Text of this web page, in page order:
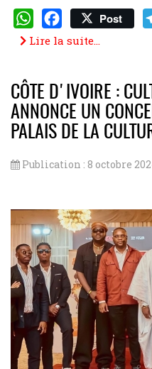
WhatsApp
Facebook
Post
Lire la suite...
CÔTE D'IVOIRE :
ANNONCE UN
PALAIS DE LA
Publication : 8 octobre